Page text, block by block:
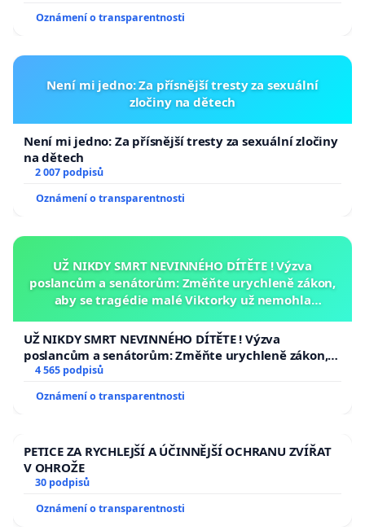
Oznámení o transparentnosti
Není mi jedno: Za přísnější tresty za sexuální
zločiny na dětech
Není mi jedno: Za přísnější tresty za sexuální zločiny
na dětech
2 007 podpisů
Oznámení o transparentnosti
UŽ NIKDY SMRT NEVINNÉHO DÍTĚTE ! Výzva
poslancům a senátorům: Změňte urychleně zákon,
aby se tragédie malé Viktorky už nemohla
UŽ NIKDY SMRT NEVINNÉHO DÍTĚTE ! Výzva
poslancům a senátorům: Změňte urychleně zákon,
aby se tragédie malé Viktorky už nemohla opakovat!
4 565 podpisů
Oznámení o transparentnosti
PETICE ZA RYCHLEJŠÍ A ÚČINNĚJŠÍ OCHRANU ZVÍŘAT
V OHROŽE
30 podpisů
Oznámení o transparentnosti